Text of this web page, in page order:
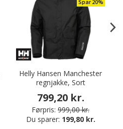
Spar 20%
Helly Hansen Manchester
regnjakke, Sort
799,20 kr.
Førpris: 999,00 kr.
Du sparer: 199,80 kr.